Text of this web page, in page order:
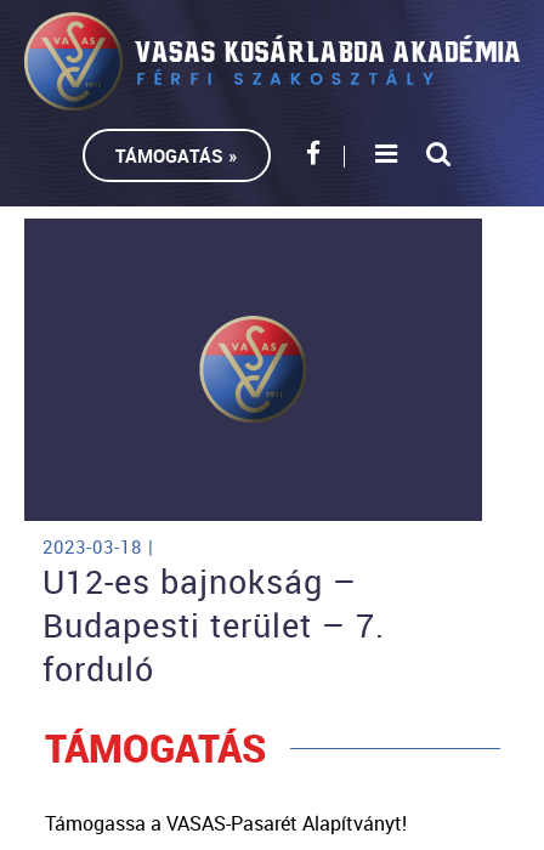
TÁMOGATÁS »
2023-03-18 |
U12-es bajnokság –
Budapesti terület – 7.
forduló
TÁMOGATÁS
Támogassa a VASAS-Pasarét Alapítványt!